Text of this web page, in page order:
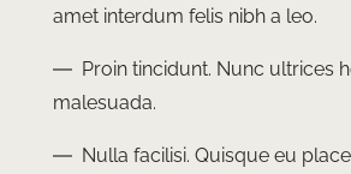
amet interdum felis nibh a leo.
Proin tincidunt. Nunc ultrices
malesuada.
Nulla facilisi. Quisque eu